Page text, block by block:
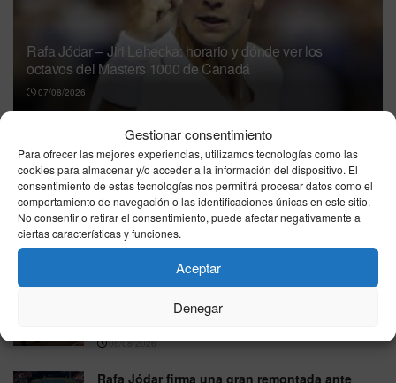
Gestionar consentimiento
Para ofrecer las mejores experiencias, utilizamos tecnologías como las
cookies para almacenar y/o acceder a la información del dispositivo. El
consentimiento de estas tecnologías nos permitirá procesar datos como el
comportamiento de navegación o las identificaciones únicas en este sitio.
No consentir o retirar el consentimiento, puede afectar negativamente a
ciertas características y funciones.
Aceptar
Denegar
Rafa Jódar – Jiri Lehecka: horario y dónde ver los
octavos del Masters 1000 de Canadá
07/08/2026
España no puede expulsar por sí sola a
Marruecos del Mundial 2030: estas son las
opciones que tiene ante la FIFA
07/08/2026
Vox pide excluir a Marruecos del Mundial 2030
tras la crisis migratoria de Ceuta
GP de Gran Bretaña de MotoGP 2026: horarios
y dónde ver en directo la carrera de Silverstone
06/08/2026
Rafa Jódar firma una gran remontada ante